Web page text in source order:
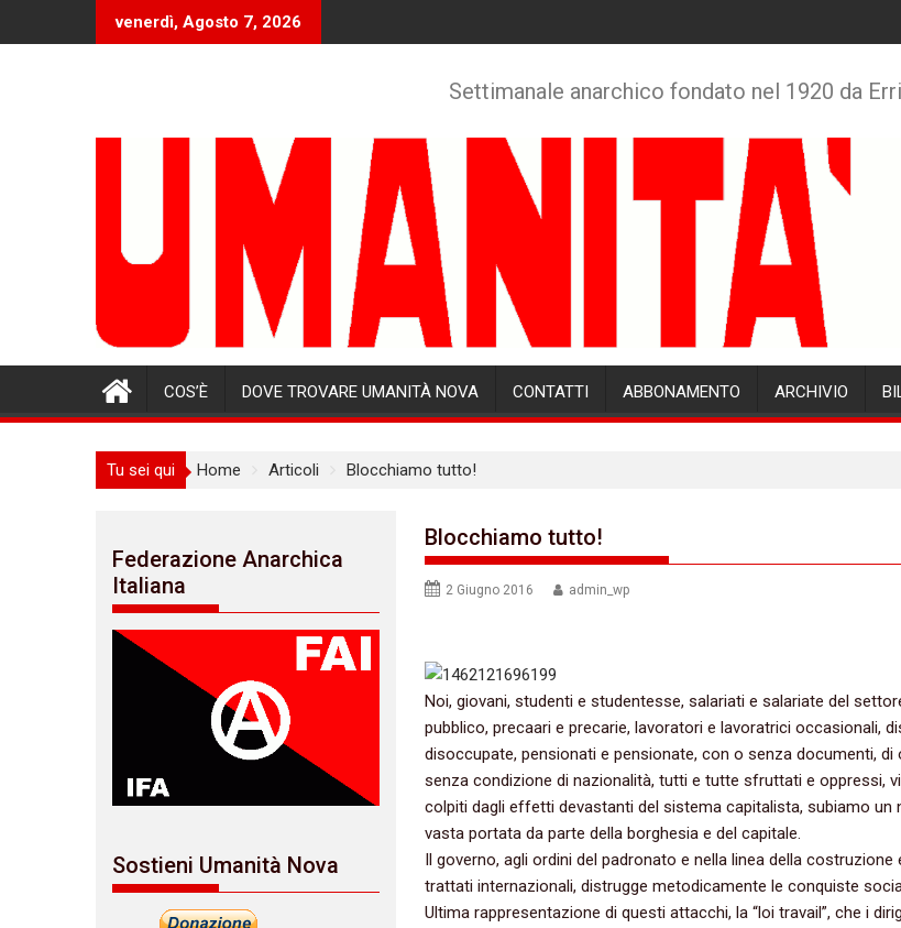
venerdì, Agosto 7, 2026
Settimanale anarchico fondato nel 1920 da
COS’È DOVE TROVARE UMANITÀ NOVA CONTATTI ABBONAMENTO ARCHIVIO
Tu sei qui Home Articoli Blocchiamo tutto!
Blocchiamo tutto!
2 Giugno 2016 admin_wp
Noi,‭ ‬giovani,‭ ‬studenti e studentesse,‭ ‬salariati e salariate del
pubblico,‭ ‬precaari e precarie,‭ ‬lavoratori e lavoratrici occasionali,‭
disoccupate,‭ ‬pensionati e pensionate,‭ ‬con o senza documenti,‭ ‬di
senza condizione di nazionalità,‭ ‬tutti e tutte sfruttati e oppressi,‭
colpiti dagli effetti devastanti del sistema capitalista,‭ ‬subiamo un
vasta portata da parte della borghesia e del capitale.‭
‬Il governo,‭ ‬agli ordini del padronato e nella linea della costruzione
trattati internazionali,‭ ‬distrugge metodicamente le conquiste
‬Ultima rappresentazione di questi attacchi,‭ ‬la‭ “‬loi travail‭”‬,‭ ‬che i
Federazione Anarchica
Italiana
Sostieni Umanità Nova